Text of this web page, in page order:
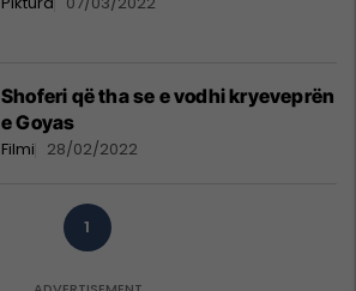
Shoferi që tha se e vodhi kryeveprën
e Goyas
Filmi 28/02/2022
1